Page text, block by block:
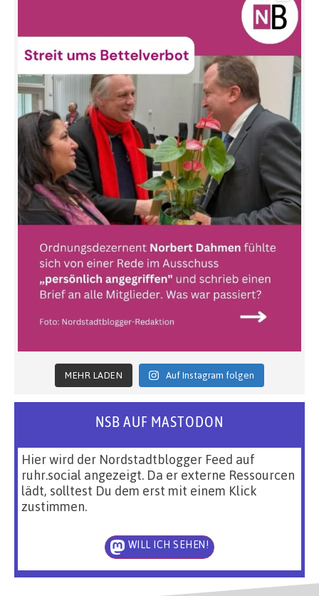
MEHR LADEN Auf Instagram folgen
NSB AUF MASTODON
Hier wird der Nordstadtblogger Feed auf
ruhr.social angezeigt. Da er externe Ressourcen
lädt, solltest Du dem erst mit einem Klick
zustimmen.
WILL ICH SEHEN!